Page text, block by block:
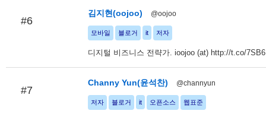
#6
김지현(oojoo) @oojoo
모바일 블로거 it 저자
디지털 비즈니스 전략가. ioojoo (at) http://t.co/
#7
Channy Yun(윤석찬) @channyun
저자 블로거 it 오픈소스 웹표준